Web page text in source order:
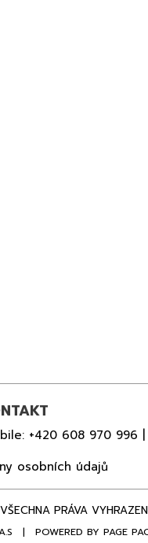
+420 608 970 996
osobních údajů
PRÁVA
| POWERED BY PAGE